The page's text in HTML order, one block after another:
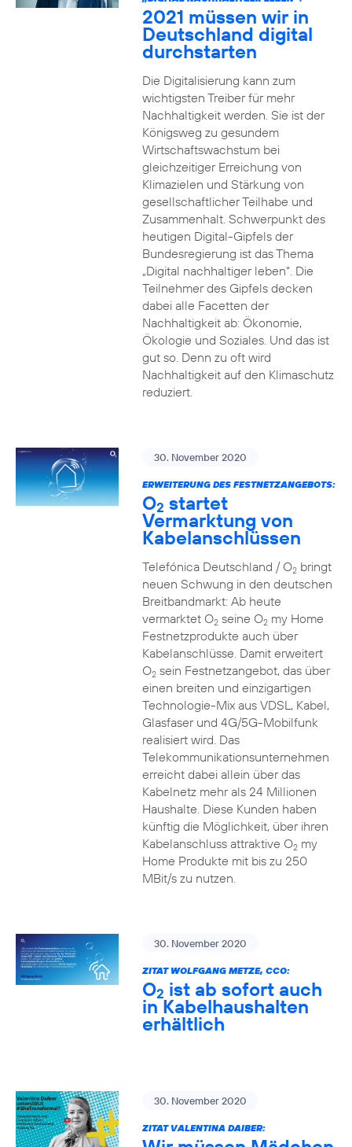
2021 müssen wir in
Deutschland digital
durchstarten
Die Digitalisierung kann zum
wichtigsten Treiber für mehr
Nachhaltigkeit werden. Sie ist der
Königsweg zu gesundem
Wirtschaftswachstum bei
gleichzeitiger Erreichung von
Klimazielen und Stärkung von
gesellschaftlicher Teilhabe und
Zusammenhalt. Schwerpunkt des
heutigen Digital-Gipfels der
Bundesregierung ist das Thema
„Digital nachhaltiger leben“. Die
Teilnehmer des Gipfels decken
dabei alle Facetten der
Nachhaltigkeit ab: Ökonomie,
Ökologie und Soziales. Und das ist
gut so. Denn zu oft wird
Nachhaltigkeit auf den Klimaschutz
reduziert.
30. November 2020
ERWEITERUNG DES FESTNETZANGEBOTS:
O2 startet
Vermarktung von
Kabelanschlüssen
Telefónica Deutschland / O2bringt
neuen Schwung in den deutschen
Breitbandmarkt: Ab heute
vermarktet O2seine O2my Home
Festnetzprodukte auch über
Kabelanschlüsse. Damit erweitert
O2sein Festnetzangebot, das über
einen breiten und einzigartigen
Technologie-Mix aus VDSL, Kabel,
Glasfaser und 4G/5G-Mobilfunk
realisiert wird. Das
Telekommunikationsunternehmen
erreicht dabei allein über das
Kabelnetz mehr als 24 Millionen
Haushalte. Diese Kunden haben
künftig die Möglichkeit, über ihren
Kabelanschluss attraktive O2my
Home Produkte mit bis zu 250
MBit/s zu nutzen.
30. November 2020
ZITAT WOLFGANG METZE, CCO:
O2 ist ab sofort auch
in Kabelhaushalten
erhältlich
30. November 2020
ZITAT VALENTINA DAIBER: